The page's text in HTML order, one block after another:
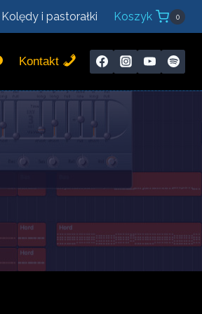
Kolędy i pastorałki Koszyk 0
Kontakt